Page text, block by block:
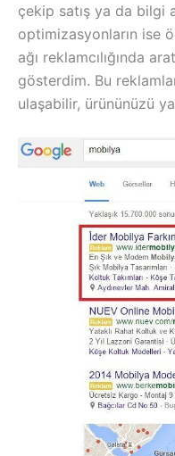
çekip satış ya da bilgi
optimizasyonların ise
ağı reklamcılığında
gösterdim. Bu
ulaşabilir, ürününüzü